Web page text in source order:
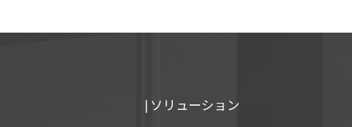
|ソリューション